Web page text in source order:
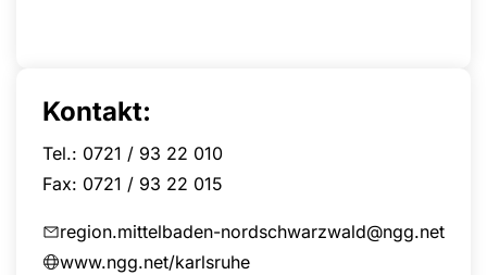
Kontakt:
Tel.: 0721 / 93 22 010
Fax: 0721 / 93 22 015
region.mittelbaden-nordschwarzwald@ngg.net
www.ngg.net/karlsruhe